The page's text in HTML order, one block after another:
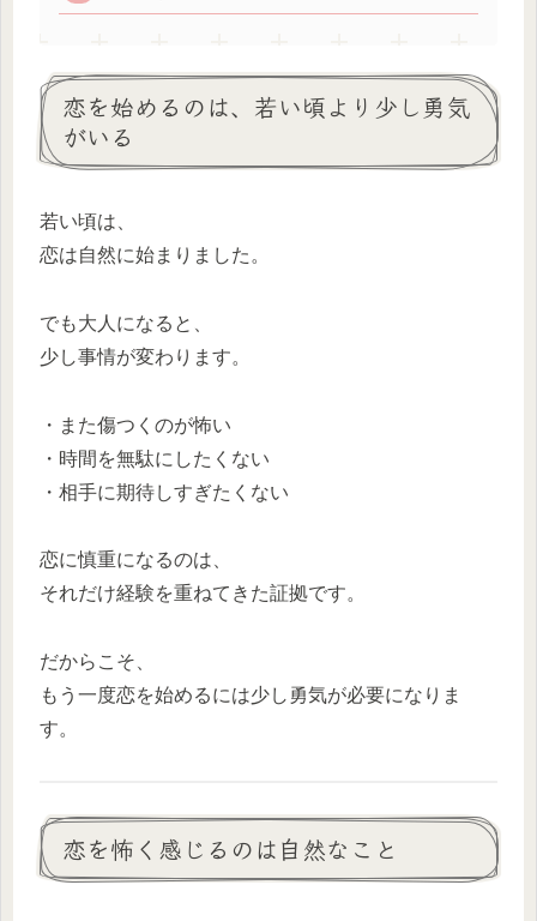
恋を始めるのは、若い頃より少し勇気
がいる
若い頃は、
恋は自然に始まりました。
でも大人になると、
少し事情が変わります。
・また傷つくのが怖い
・時間を無駄にしたくない
・相手に期待しすぎたくない
恋に慎重になるのは、
それだけ経験を重ねてきた証拠です。
だからこそ、
もう一度恋を始めるには少し勇気が必要になりま
す。
恋を怖く感じるのは自然なこと